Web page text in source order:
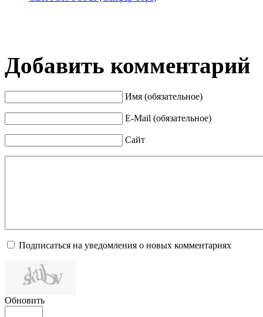
Добавить комментарий
Имя (обязательное)
E-Mail (обязательное)
Сайт
Подписаться на уведомления о новых комментариях
Обновить